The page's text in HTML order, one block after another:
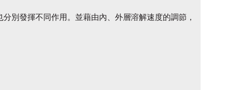
別發揮不同作用。並藉由內、外層溶解速度的調節，